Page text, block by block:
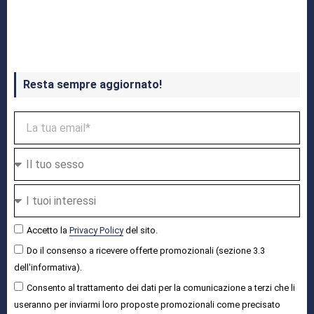
Resta sempre aggiornato!
Accetto la Privacy Policydel sito.
Do il consenso a ricevere offerte promozionali (sezione 3.3
dell'informativa).
Consento al trattamento dei dati per la comunicazione a terzi che li
useranno per inviarmi loro proposte promozionali come precisato